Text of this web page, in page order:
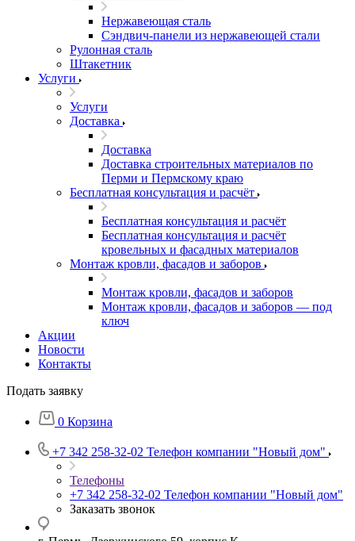
Нержавеющая сталь
Сэндвич-панели из нержавеющей стали
Рулонная сталь
Штакетник
Услуги
Услуги
Доставка
Доставка
Доставка строительных материалов по
Перми и Пермскому краю
Бесплатная консультация и расчёт
Бесплатная консультация и расчёт
Бесплатная консультация и расчёт
кровельных и фасадных материалов
Монтаж кровли, фасадов и заборов
Монтаж кровли, фасадов и заборов
Монтаж кровли, фасадов и заборов — под
ключ
Акции
Новости
Контакты
Подать заявку
0 Корзина
+7 342 258-32-02 Телефон компании "Новый дом"
Телефоны
+7 342 258-32-02 Телефон компании "Новый дом"
Заказать звонок